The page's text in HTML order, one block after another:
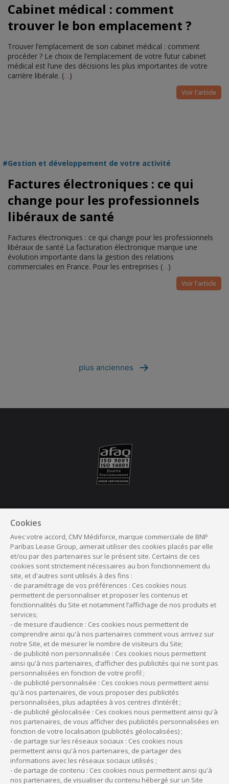
Cabinet médical : comment
trouver le bon emplacement ?
Trouver l’emplacement de son cabinet médical : comment
procéder ? Le choix de l’emplacement de votre futur cabinet
médical est l’une des décisions les plus importantes de votre
carrière libérale. (…)
Voir l'article
Gestion et développement de votre activité
Factures électroniques : ce qui
change pour les professionnels
libéraux de santé
Factures électroniques : ce qui change pour les professionnels
libéraux de santé La facturation électronique marque une
évolution importante dans la gestion des relations
commerciales en France. Pour les entreprises (…)
Voir l'article
plus anciennes
FacebookLinkedinInstagramYoutube
Qui sommes-nous ?
Mentions légales
Politique de cookies
FAQ
Plan du site
Données personnelles
Tarifs des actes de gestion
Partenaires
Accessibilité : non conforme
Cookies
Avec votre accord, CMV Médiforce, marque commerciale de BNP
Paribas Lease Group, aimerait utiliser des cookies placés par elle
et/ou par des partenaires sur le présent site. Certains de ces
cookies sont strictement nécessaires au bon fonctionnement du
site, et d'autres sont utilisés à des fins :
- de paramétrage de vos préférences : Ces cookies nous
permettent de personnaliser et proposer les contenus et
fonctionnalités du Site et notamment l’affichage de nos produits et
services;
- de mesure d’audience : Ces cookies nous permettent de
comprendre ainsi qu'à nos partenaires comment vous arrivez sur
notre Site, et de mesurer le nombre de visiteurs du Site;
- de publicité non personnalisée : Ces cookies nous permettent
ainsi qu'à nos partenaires, d’afficher des publicités qui ne sont pas
personnalisées en fonction de votre profil ;
- de publicité personnalisée : Ces cookies nous permettent ainsi
qu'à nos partenaires, de vous proposer des publicités
personnalisées, plus adaptées à vos centres d’intérêt ;
- de publicité géolocalisée : Ces cookies nous permettent ainsi qu'à
nos partenaires, de vous afficher des publicités personnalisées en
fonction de votre localisation (publicités géolocalisées) ;
- de partage sur les réseaux sociaux : Ces cookies nous
permettent ainsi qu'à nos partenaires, de partager des
informations avec les réseaux sociaux utilisés ;
- de partage de contenu : Ces cookies nous permettent ainsi qu'à
nos partenaires, de visualiser du contenu hébergé sur un Site